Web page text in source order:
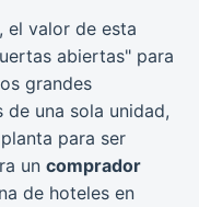
el valor de esta
abiertas" para
grandes
una sola unidad,
para ser
un comprador
de hoteles en